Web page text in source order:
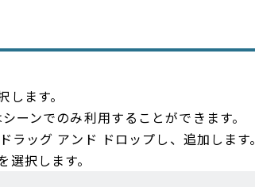
ます。
ーンでのみ利用することができます。
ッグ アンド ドロップし、追加します。
択します。